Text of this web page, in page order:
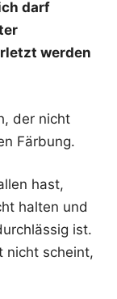
darf
werden
der nicht
Färbung.
hast,
halten und
ist.
nicht scheint,